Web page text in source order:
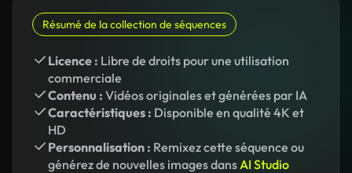
Résumé de la collection de séquences
Licence : Libre de droits pour une utilisation
commerciale
Contenu : Vidéos originales et générées par IA
Caractéristiques : Disponible en qualité 4K et
HD
Personnalisation : Remixez cette séquence ou
générez de nouvelles images dansAI Studio